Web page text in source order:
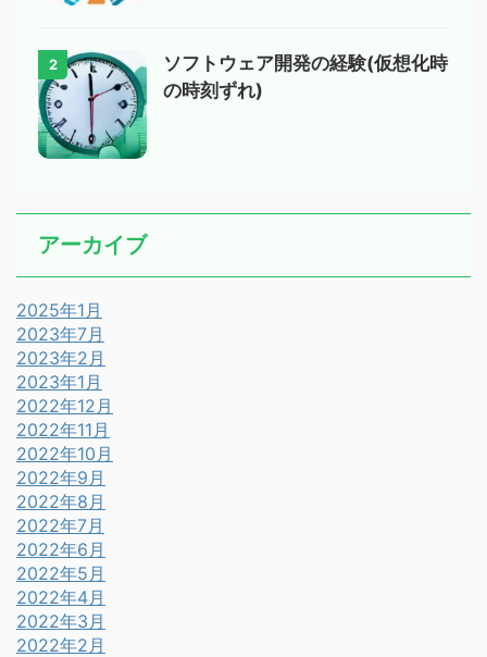
2
ソフトウェア開発の経験(仮想化時
の時刻ずれ)
アーカイブ
2025年1月
2023年7月
2023年2月
2023年1月
2022年12月
2022年11月
2022年10月
2022年9月
2022年8月
2022年7月
2022年6月
2022年5月
2022年4月
2022年3月
2022年2月